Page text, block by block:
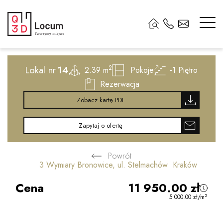
Lokal nr14 2.39 m2 Pokoje -1 Piętro
Rezerwacja
Zobacz kartę PDF
Zapytaj o ofertę
Powrót
3 Wymiary Bronowice, ul. Stelmachów Kraków
Cena 11 950.00 zł
5 000.00 zł/m2
2